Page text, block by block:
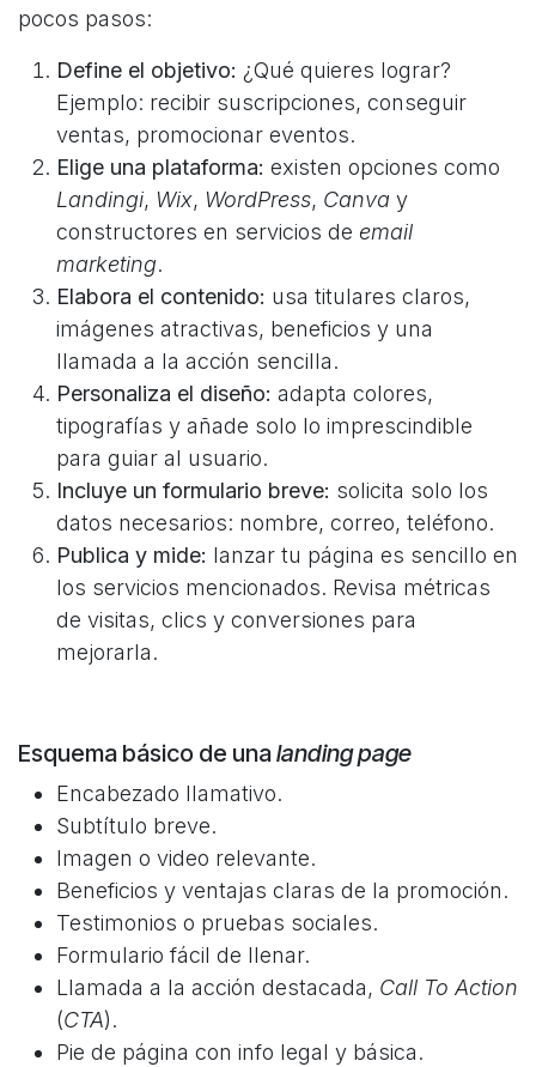
pocos pasos:
Define el objetivo: ¿Qué quieres lograr?
Ejemplo: recibir suscripciones, conseguir
ventas, promocionar eventos.
Elige una plataforma: existen opciones como
Landingi, Wix, WordPress, Canva y
constructores en servicios de email
marketing.​​
Elabora el contenido: usa titulares claros,
imágenes atractivas, beneficios y una
llamada a la acción sencilla.​
Personaliza el diseño: adapta colores,
tipografías y añade solo lo imprescindible
para guiar al usuario.
Incluye un formulario breve: solicita solo los
datos necesarios: nombre, correo, teléfono.
Publica y mide: lanzar tu página es sencillo en
los servicios mencionados. Revisa métricas
de visitas, clics y conversiones para
mejorarla.
Esquema básico de unalanding page
Encabezado llamativo.
Subtítulo breve.
Imagen o video relevante.
Beneficios y ventajas claras de la promoción.
Testimonios o pruebas sociales.
Formulario fácil de llenar.
Llamada a la acción destacada, Call To Action
(CTA).
Pie de página con info legal y básica.